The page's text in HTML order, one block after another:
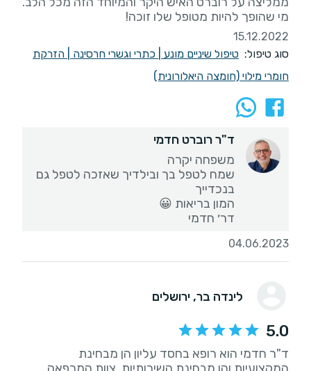
מי שהופך להיות מטופל שלו זוכה!
15.12.2022
סוג טיפול: טיפול שיניים מונע כתרי וגשרי חרסינה
הזרקת
חומרי מילוי (חומצה היאלורונית)
ד"ר רוברט חדמי
שמח לטפל בך ובילדיך שאזכה לטפל גם
דר׳ חדמי
04.06.2023
לינדה בר, ירושלים
5.0
ד"ר חדמי הוא רופא בחסד עליון הן מבחינת